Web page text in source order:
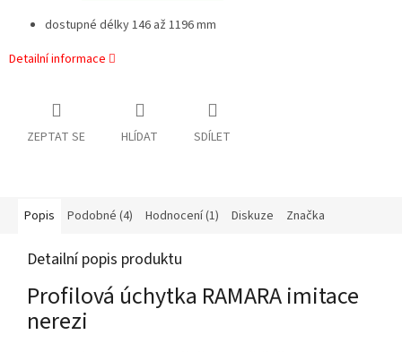
dostupné délky 146 až 1196 mm
Detailní informace
ZEPTAT SE HLÍDAT SDÍLET
Popis Podobné (4) Hodnocení (1) Diskuze Značka
Detailní popis produktu
Profilová úchytka RAMARA imitace
nerezi